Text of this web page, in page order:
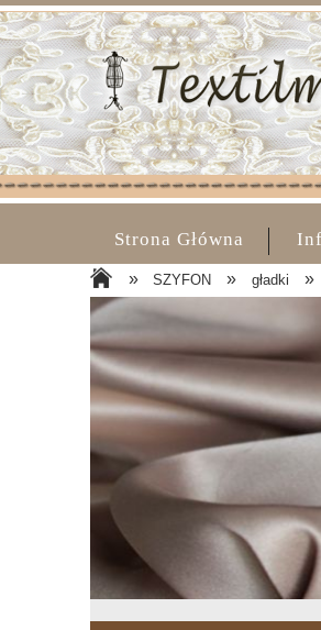
Strona Główna
» SZYFON » gładki »